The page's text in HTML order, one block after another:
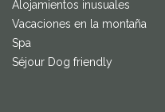
Alojamientos inusuales
Vacaciones en la montaña
Spa
Séjour Dog friendly